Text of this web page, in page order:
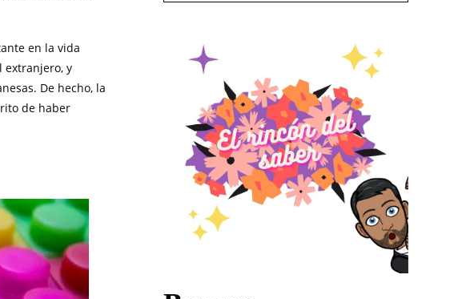
en la vida
extranjero, y
De hecho, la
de haber